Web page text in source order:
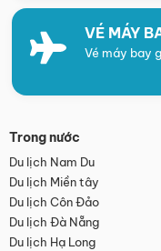
VÉ MÁY
Vé máy bay
Trong nước
Du lịch Nam Du
Du lịch Miền tây
Du lịch Côn Đảo
Du lịch Đà Nẵng
Du lịch Hạ Long